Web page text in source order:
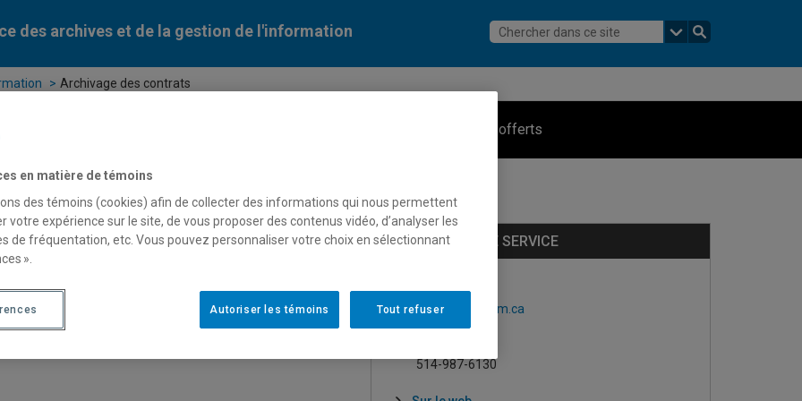
des archives et de la gestion de l'information
Archivage des contrats
Services offerts
documentation accessoire au SAGI.
OBTENIR LE SERVICE
Par courriel
archives@uqam.ca
514-987-6130
en matière de témoins
des témoins (cookies) afin de collecter des informations qui nous permettent
votre expérience sur le site, de vous proposer des contenus vidéo, d’analyser les
de fréquentation, etc. Vous pouvez personnaliser votre choix en sélectionnant
».
Tout refuser
Autoriser les témoins